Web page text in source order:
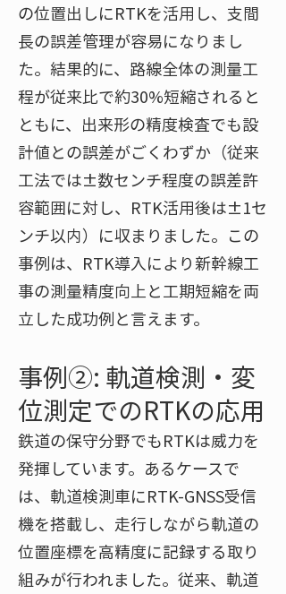
の位置出しにRTKを活用し、支間
長の誤差管理が容易になりまし
た。結果的に、路線全体の測量工
程が従来比で約30%短縮されると
ともに、出来形の精度検査でも設
計値との誤差がごくわずか（従来
工法では±数センチ程度の誤差許
容範囲に対し、RTK活用後は±1セ
ンチ以内）に収まりました。この
事例は、RTK導入により新幹線工
事の測量精度向上と工期短縮を両
立した成功例と言えます。
事例②: 軌道検測・変
位測定でのRTKの応用
鉄道の保守分野でもRTKは威力を
発揮しています。あるケースで
は、軌道検測車にRTK-GNSS受信
機を搭載し、走行しながら軌道の
位置座標を高精度に記録する取り
組みが行われました。従来、軌道